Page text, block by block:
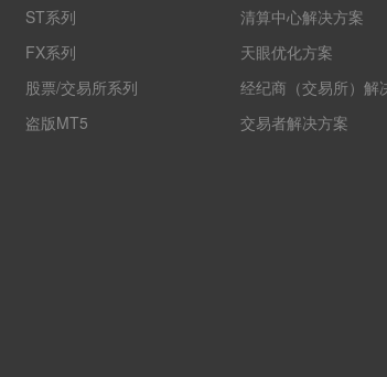
ST系列
FX系列
股票/交易所系列
盗版MT5
清算中心解决方案
天眼优化方案
经纪商（交易所）解
交易者解决方案